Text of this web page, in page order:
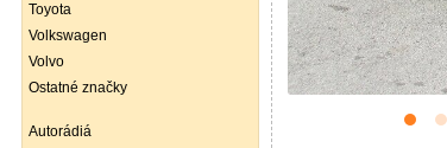
Toyota
Volkswagen
Volvo
Ostatné značky
Autorádiá